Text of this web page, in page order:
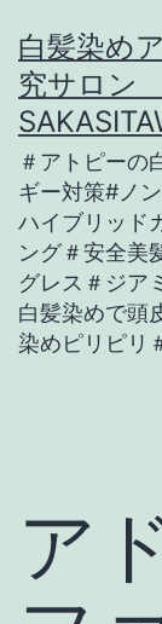
ン
テ
ン
ツ
へ
ス
キ
ッ
白髪染め
究サロン
＃アトピーの
ギー対策#ノ
ハイブリッド
ング＃安全美
グレス＃ジア
白髪染めで頭
染めピリピリ
ア